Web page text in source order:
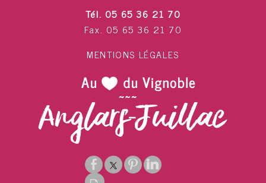
Tél. 05 65 36 21 70
Fax. 05 65 36 21 70
MENTIONS LÉGALES